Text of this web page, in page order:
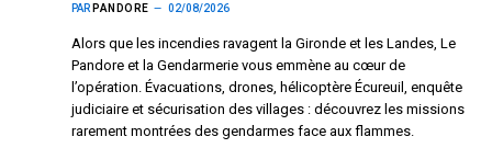
PAR PANDORE 02/08/2026
Alors que les incendies ravagent la Gironde et les Landes, Le
Pandore et la Gendarmerie vous emmène au cœur de
l’opération. Évacuations, drones, hélicoptère Écureuil, enquête
judiciaire et sécurisation des villages : découvrez les missions
rarement montrées des gendarmes face aux flammes.